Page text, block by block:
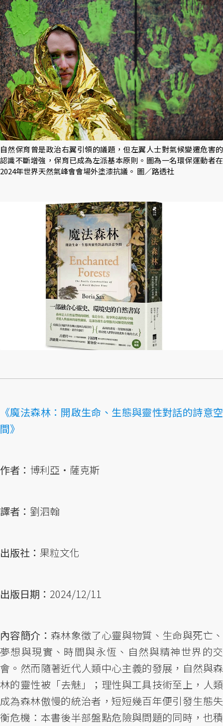
自然保育曾是政治右翼引領的議題，但左翼人士對氣候變遷危害的
認識不斷增強，保育已成為左派基本原則。圖為一名環保運動者在
2024年世界天然氣峰會會場外塗漆抗議。 圖／路透社
《魔法森林：開啟生命、生態與靈性對話的詩意空
間》
作者： 博利亞・薩克斯
譯者： 劉泗翰
出版社： 果粒文化
出版日期： 2024/12/11
內容簡介： 森林象徵了心靈與物質、生命與死亡、
夢想與現實、時間與永恆、自然與精神世界的交
會。然而隨著近代人類中心主義的發展，自然與森
林的靈性被「去魅」；理性與工具技術至上，人類
成為森林傲慢的統治者，短短幾百年便引發生態失
衡危機：本書後半部盤點危險與問題的同時，也積